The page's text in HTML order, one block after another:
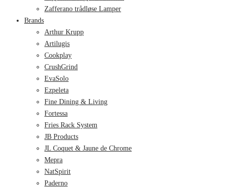
Zafferano trådløse Lamper
Brands
Arthur Krupp
Artilugis
Cookplay
CrushGrind
EvaSolo
Ezpeleta
Fine Dining & Living
Fortessa
Fries Rack System
JB Products
JL Coquet & Jaune de Chrome
Mepra
NatSpirit
Paderno